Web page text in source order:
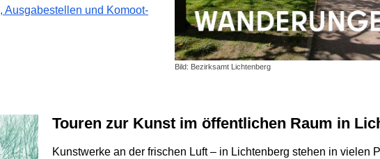
Bild: Bezirksamt Lichtenberg
Ausgabestellen und Komoot-
Touren zur Kunst im öffentlichen Raum in
Kunstwerke an der frischen Luft – in Lichtenberg stehen in vielen